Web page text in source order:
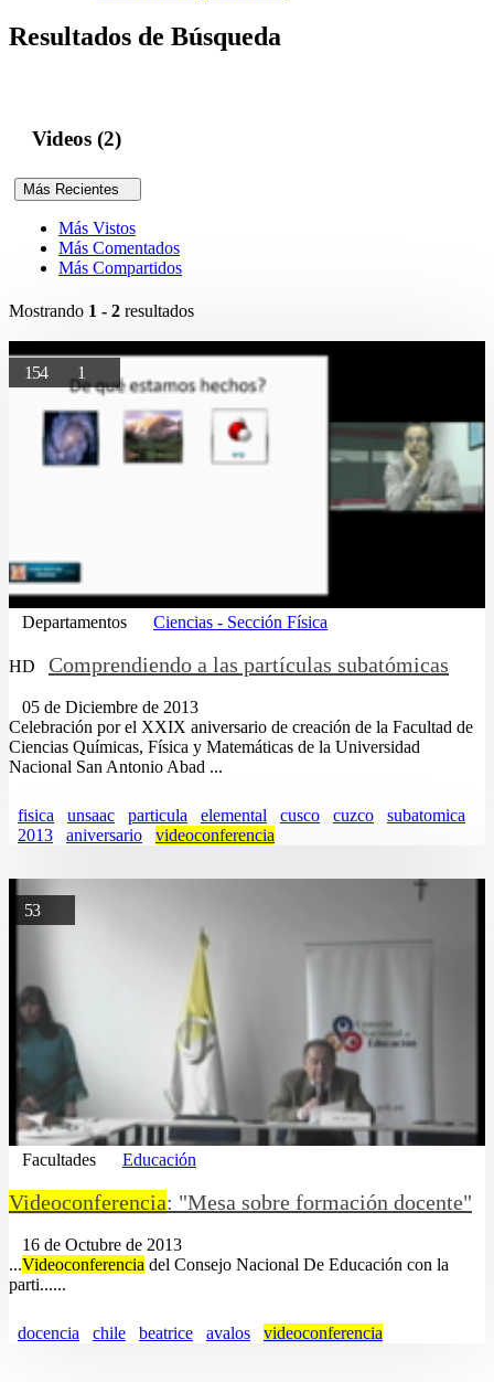
Resultados de Búsqueda
Videos (2)
Más Recientes
Más Vistos
Más Comentados
Más Compartidos
Mostrando 1 - 2 resultados
154 1
Departamentos Ciencias - Sección Física
HD Comprendiendo a las partículas subatómicas
05 de Diciembre de 2013
Celebración por el XXIX aniversario de creación de la Facultad de
Ciencias Químicas, Física y Matemáticas de la Universidad
Nacional San Antonio Abad ...
fisica unsaac particula elemental cusco cuzco
subatomica
2013
aniversario videoconferencia
53
Facultades Educación
Videoconferencia: "Mesa sobre formación docente"
16 de Octubre de 2013
...Videoconferencia del Consejo Nacional De Educación con la
parti......
docencia chile beatrice avalos videoconferencia